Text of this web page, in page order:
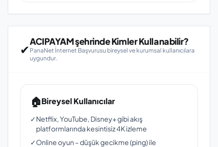
✔
ACIPAYAM şehrinde Kimler Kullanabilir?
PanaNet İnternet Başvurusu bireysel ve kurumsal kullanıcılara
uygundur.
🏠Bireysel Kullanıcılar
✓Netflix, YouTube, Disney+ gibi akış
platformlarında kesintisiz 4K izleme
✓Online oyun – düşük gecikme (ping) ile